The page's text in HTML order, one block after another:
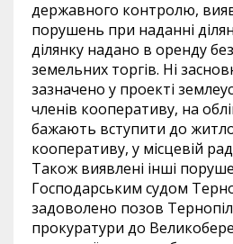
державного контролю,
порушень при наданні
ділянку надано в оренду
земельних торгів. Ні
зазначено у проекті
членів кооперативу, на
бажають вступити до
кооперативу, у місцевій
Також виявлені інші
Господарським судом
задоволено позов
прокуратури до